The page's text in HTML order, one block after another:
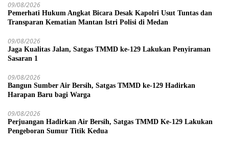
09/08/2026
Pemerhati Hukum Angkat Bicara Desak Kapolri Usut Tuntas dan
Transparan Kematian Mantan Istri Polisi di Medan
09/08/2026
Jaga Kualitas Jalan, Satgas TMMD ke-129 Lakukan Penyiraman
Sasaran 1
09/08/2026
Bangun Sumber Air Bersih, Satgas TMMD ke-129 Hadirkan
Harapan Baru bagi Warga
09/08/2026
Perjuangan Hadirkan Air Bersih, Satgas TMMD Ke-129 Lakukan
Pengeboran Sumur Titik Kedua